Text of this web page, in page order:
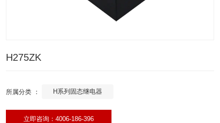
H275ZK
所属分类 ： H系列固态继电器
立即咨询：4006-186-396